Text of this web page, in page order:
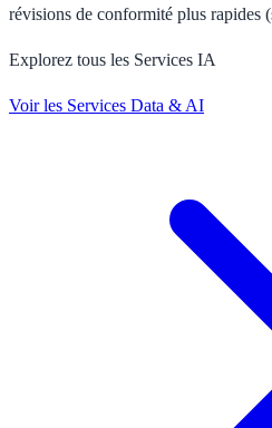
révisions de conformité plus rapides
Explorez tous les Services IA
Voir les Services Data & AI